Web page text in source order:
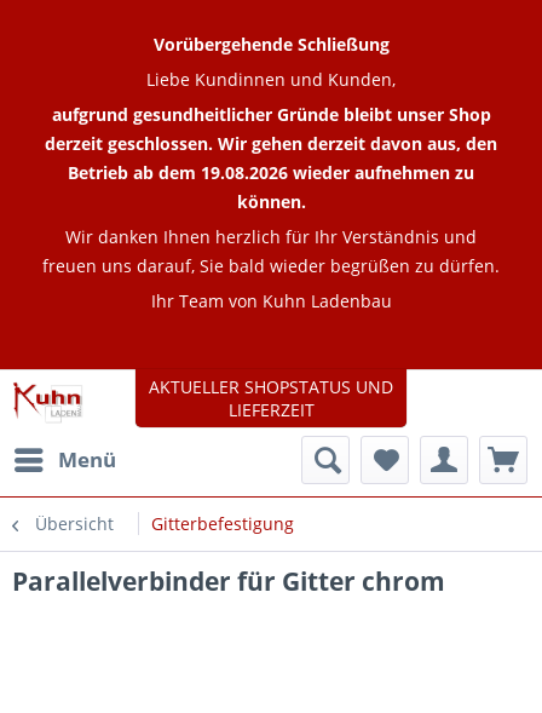
Menü
Übersicht Gitterbefestigung
Parallelverbinder für Gitter chrom
AKTUELLER SHOPSTATUS UND
LIEFERZEIT
Vorübergehende Schließung
Liebe Kundinnen und Kunden,
aufgrund gesundheitlicher Gründe bleibt unser Shop
derzeit geschlossen. Wir gehen derzeit davon aus, den
Betrieb ab dem 19.08.2026 wieder aufnehmen zu
können.
Wir danken Ihnen herzlich für Ihr Verständnis und
freuen uns darauf, Sie bald wieder begrüßen zu dürfen.
Ihr Team von Kuhn Ladenbau